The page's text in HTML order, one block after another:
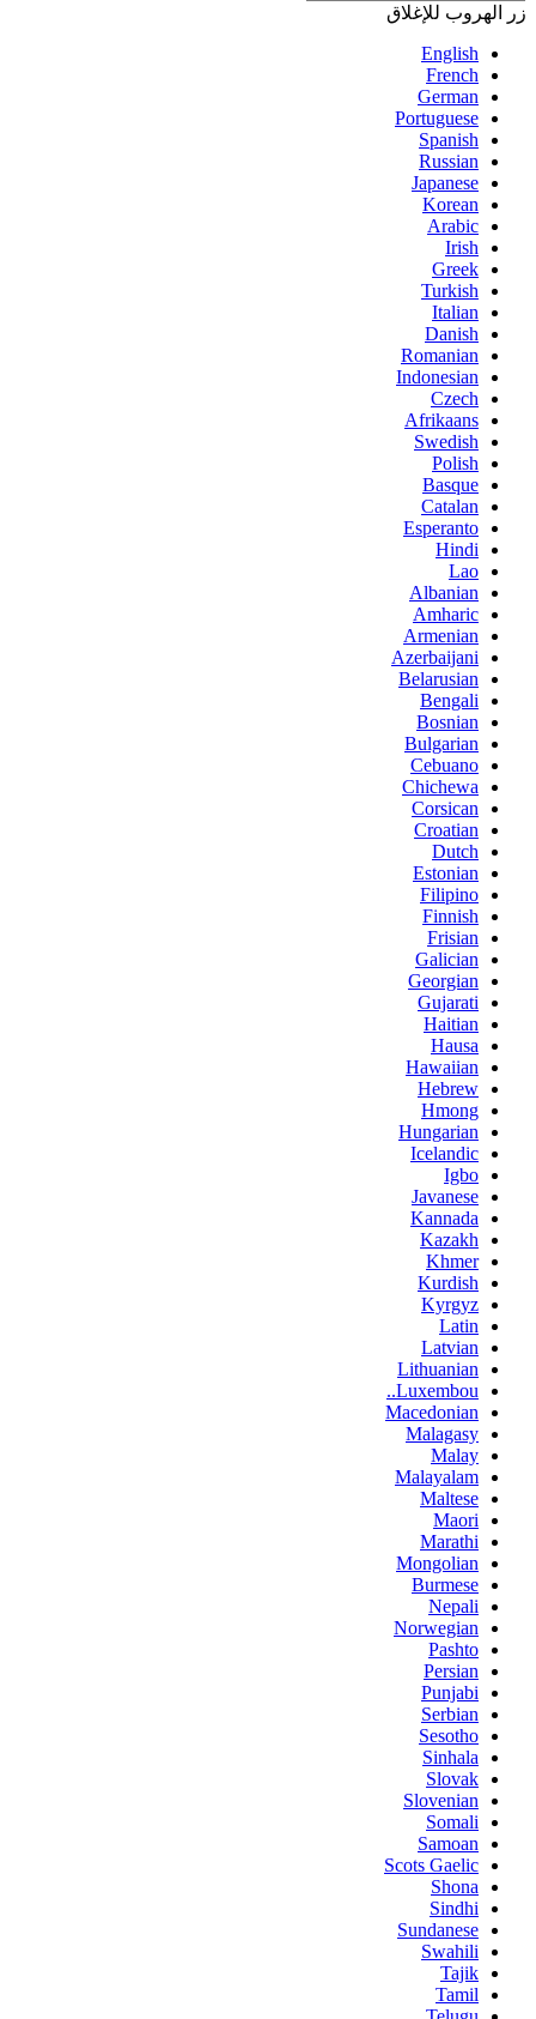
زر الهروب للإغلاق
English
French
German
Portuguese
Spanish
Russian
Japanese
Korean
Arabic
Irish
Greek
Turkish
Italian
Danish
Romanian
Indonesian
Czech
Afrikaans
Swedish
Polish
Basque
Catalan
Esperanto
Hindi
Lao
Albanian
Amharic
Armenian
Azerbaijani
Belarusian
Bengali
Bosnian
Bulgarian
Cebuano
Chichewa
Corsican
Croatian
Dutch
Estonian
Filipino
Finnish
Frisian
Galician
Georgian
Gujarati
Haitian
Hausa
Hawaiian
Hebrew
Hmong
Hungarian
Icelandic
Igbo
Javanese
Kannada
Kazakh
Khmer
Kurdish
Kyrgyz
Latin
Latvian
Lithuanian
Luxembou..
Macedonian
Malagasy
Malay
Malayalam
Maltese
Maori
Marathi
Mongolian
Burmese
Nepali
Norwegian
Pashto
Persian
Punjabi
Serbian
Sesotho
Sinhala
Slovak
Slovenian
Somali
Samoan
Scots Gaelic
Shona
Sindhi
Sundanese
Swahili
Tajik
Tamil